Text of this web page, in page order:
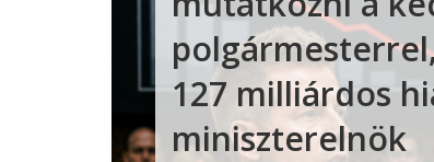
127 milliárdos
miniszterelnök